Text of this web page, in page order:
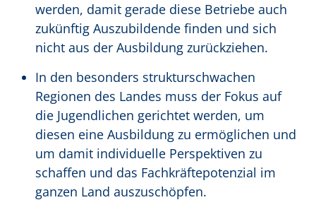
werden, damit gerade diese Betriebe auch
zukünftig Auszubildende finden und sich
nicht aus der Ausbildung zurückziehen.
In den besonders strukturschwachen
Regionen des Landes muss der Fokus auf
die Jugendlichen gerichtet werden, um
diesen eine Ausbildung zu ermöglichen und
um damit individuelle Perspektiven zu
schaffen und das Fachkräftepotenzial im
ganzen Land auszuschöpfen.